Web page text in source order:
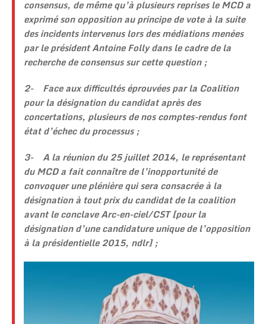
consensus, de même qu’à plusieurs reprises le MCD a
exprimé son opposition au principe de vote à la suite
des incidents intervenus lors des médiations menées
par le président Antoine Folly dans le cadre de la
recherche de consensus sur cette question ;
2- Face aux difficultés éprouvées par la Coalition
pour la désignation du candidat après des
concertations, plusieurs de nos comptes-rendus font
état d’échec du processus ;
3- A la réunion du 25 juillet 2014, le représentant
du MCD a fait connaître de l’inopportunité de
convoquer une plénière qui sera consacrée à la
désignation à tout prix du candidat de la coalition
avant le conclave Arc-en-ciel/CST [pour la
désignation d’une candidature unique de l’opposition
à la présidentielle 2015, ndlr] ;